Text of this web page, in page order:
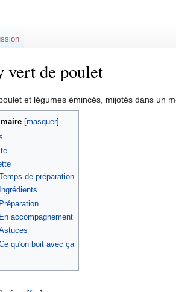
vert de poulet
et légumes émincés, mijotés dans un
de préparation
Ingrédients
Préparation
En accompagnement
qu'on boit avec ça